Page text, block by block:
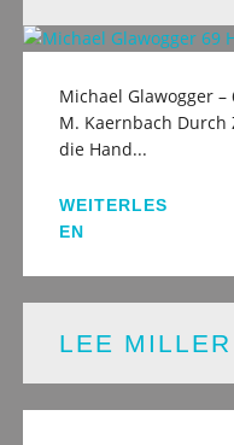
Michael Glawogger
M. Kaernbach Durch
die Hand...
WEITERLES
EN
LEE